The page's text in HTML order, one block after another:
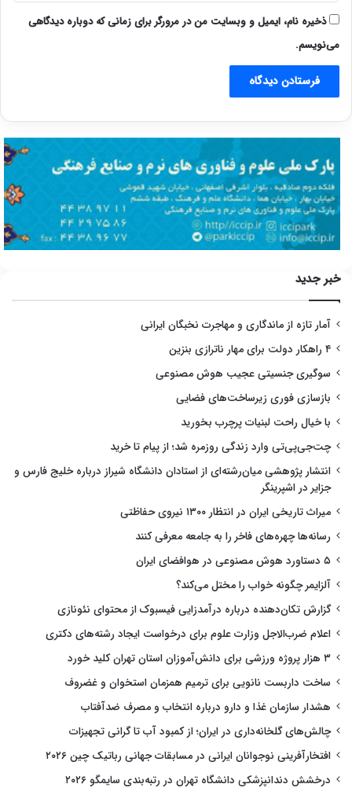
ذخیره نام، ایمیل و وبسایت من در مرورگر برای زمانی که دوباره دیدگاهی
می‌نویسم.
خبر جدید
آمار تازه از ماندگاری و مهاجرت نخبگان ایرانی
۴ راهکار دولت برای مهار ناترازی بنزین
سوگیری جنسیتی عجیب هوش مصنوعی
بازسازی فوری زیرساخت‌های فضایی
با خیال راحت لبنیات پرچرب بخورید
چت‌جی‌پی‌تی وارد زندگی روزمره شد؛ از پیام تا خرید
انتشار پژوهشی میان‌رشته‌ای از استادان دانشگاه شیراز درباره خلیج فارس و
جزایر در اشپرینگر
میراث تاریخی ایران در انتظار ۱۳۰۰ نیروی حفاظتی
رسانه‌ها چهره‌های فاخر را به جامعه معرفی کنند
۵ دستاورد هوش مصنوعی در هوافضای ایران
آلزایمر چگونه خواب را مختل می‌کند؟
گزارش تکان‌دهنده درباره درآمدزایی فیسبوک از محتوای نئونازی
اعلام ضرب‌الاجل وزارت علوم برای درخواست ایجاد رشته‌های دکتری
۳ هزار پروژه ورزشی برای دانش‌آموزان استان تهران کلید خورد
ساخت داربست نانویی برای ترمیم همزمان استخوان و غضروف
هشدار سازمان غذا و دارو درباره انتخاب و مصرف ضدآفتاب
چالش‌های گلخانه‌داری در ایران؛ از کمبود آب تا گرانی تجهیزات
افتخارآفرینی نوجوانان ایرانی در مسابقات جهانی رباتیک چین ۲۰۲۶
درخشش دندانپزشکی دانشگاه تهران در رتبه‌بندی سایمگو ۲۰۲۶